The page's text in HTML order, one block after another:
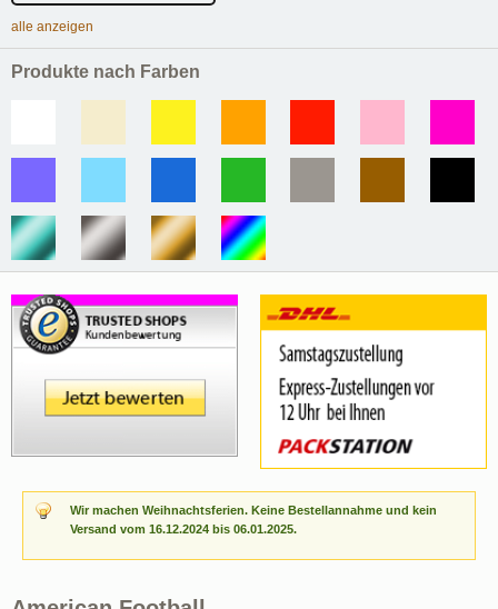
Wir machen Weihnachtsferien. Keine Bestellannahme und kein
Versand vom 16.12.2024 bis 06.01.2025.
alle anzeigen
Produkte nach Farben